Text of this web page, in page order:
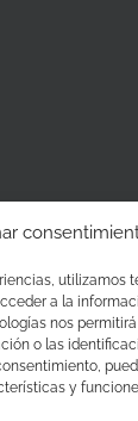
utilizamos
a la
nos
o las
y